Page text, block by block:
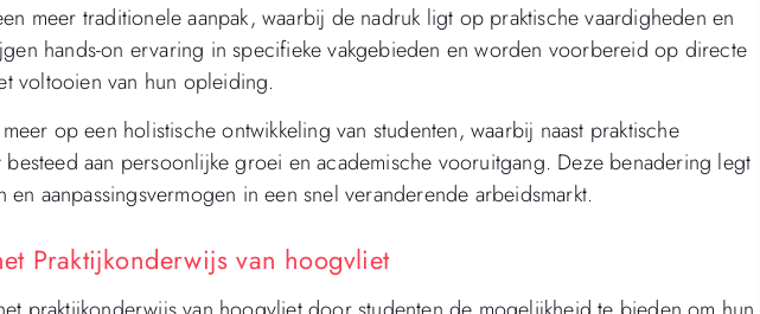
meer traditionele aanpak, waarbij de nadruk ligt op praktische vaardigheden en
hands-on ervaring in specifieke vakgebieden en worden voorbereid op directe
voltooien van hun opleiding.
op een holistische ontwikkeling van studenten, waarbij naast praktische
aan persoonlijke groei en academische vooruitgang. Deze benadering legt
aanpassingsvermogen in een snel veranderende arbeidsmarkt.
Praktijkonderwijs van hoogvliet